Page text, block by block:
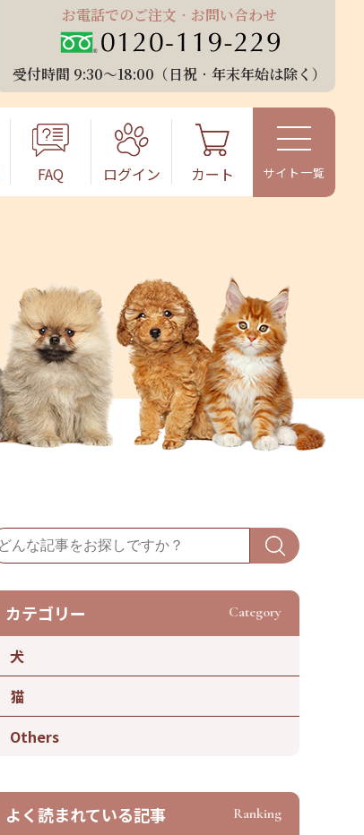
お電話でのご注⽂‧お問い合わせ
受付時間 9:30〜18:00（⽇祝‧年末年始は除く）
FAQ ログイン カート
カテゴリー Category
犬
猫
Others
よく読まれている記事 Ranking